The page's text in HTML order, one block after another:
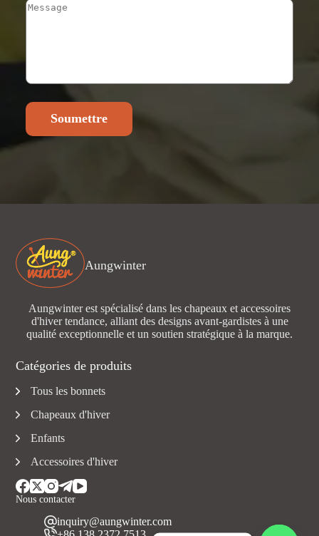
Soumettre
Aungwinter
Aungwinter est spécialisé dans les chapeaux et accessoires
d'hiver tendance, alliant des designs avant-gardistes à une
qualité exceptionnelle et un soutien stratégique à la marque.
Nous contacter
inquiry@aungwinter.com
Catégories de produits
Tous les bonnets
Chapeaux d'hiver
Enfants
Accessoires d'hiver